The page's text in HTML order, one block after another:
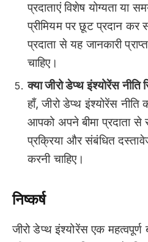
प्रदाताएं विशेष योग्यता या
प्रीमियम पर छूट प्रदान
प्रदाता से यह जानकारी
चाहिए।
क्या जीरो डेप्थ इंश्योरेंस नीति
हाँ, जीरो डेप्थ इंश्योरेंस नीति
आपको अपने बीमा प्रदाता
प्रक्रिया और संबंधित
करनी चाहिए।
निष्कर्ष
जीरो डेप्थ इंश्योरेंस एक महत्वपूर्ण